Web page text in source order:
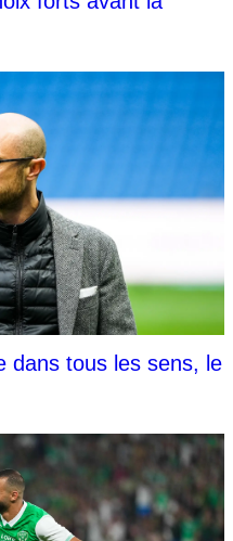
dans tous les sens, le